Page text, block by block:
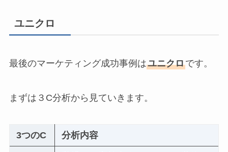
ユニクロ
最後のマーケティング成功事例はユニクロです。
まずは３C分析から見ていきます。
3つのC 分析内容